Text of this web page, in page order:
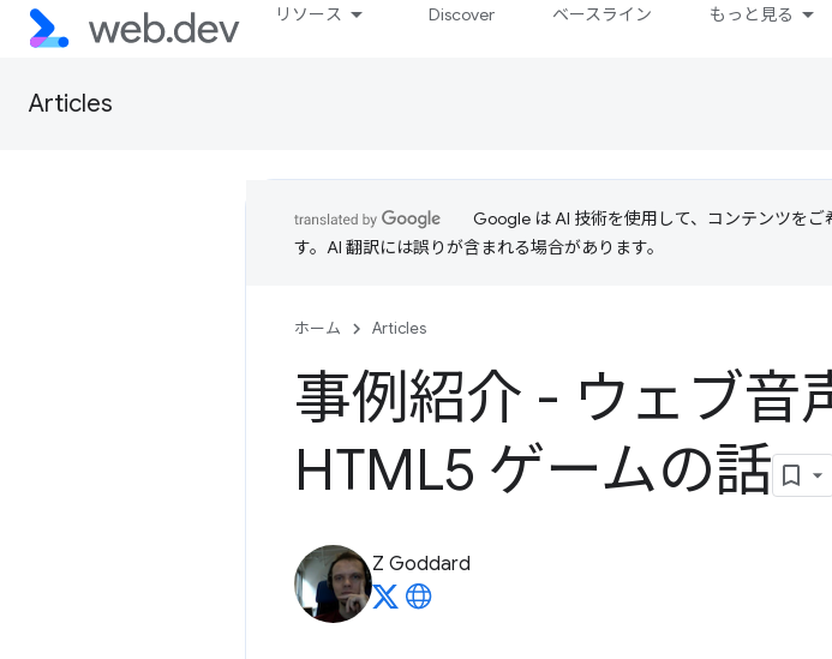
リソース Discover ベースライン もっと見る
Articles
Google は AI 技術を使用して、コンテンツをご
す。AI 翻訳には誤りが含まれる場合があります。
ホーム Articles
事例紹介 - ウェブ音
HTML5 ゲームの話
Z Goddard